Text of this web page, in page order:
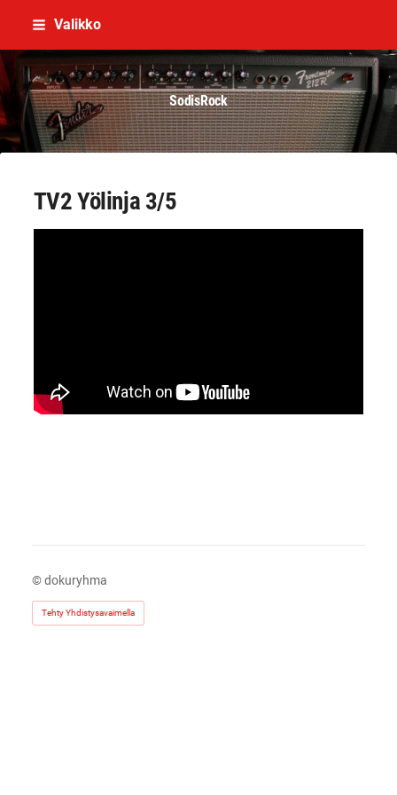
Siirry
sisältöön
Valikko
SodisRock
TV2 Yölinja 3/5
©dokuryhma
Tehty Yhdistysavaimella